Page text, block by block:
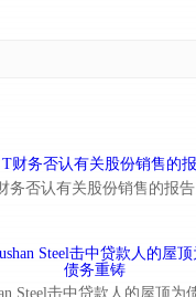
务否认有关股份销售的报告
Steel击中贷款人的屋顶为